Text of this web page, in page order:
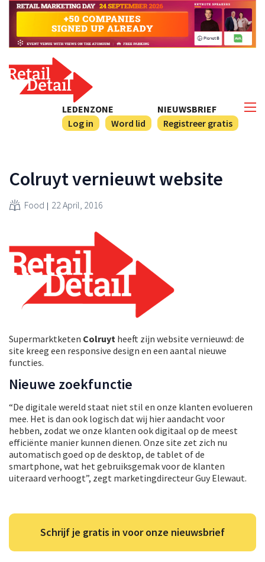
NIEUWSBRIEF
Registreer gratis
LEDENZONE
Log in
Word lid
Colruyt vernieuwt website
Food 22 April, 2016
Supermarktketen Colruyt heeft zijn website vernieuwd: de
site kreeg een responsive design en een aantal nieuwe
functies.
Nieuwe zoekfunctie
“De digitale wereld staat niet stil en onze klanten evolueren
mee. Het is dan ook logisch dat wij hier aandacht voor
hebben, zodat we onze klanten ook digitaal op de meest
efficiënte manier kunnen dienen. Onze site zet zich nu
automatisch goed op de desktop, de tablet of de
smartphone, wat het gebruiksgemak voor de klanten
uiteraard verhoogt”, zegt marketingdirecteur Guy Elewaut.
Schrijf je gratis in voor onze nieuwsbrief